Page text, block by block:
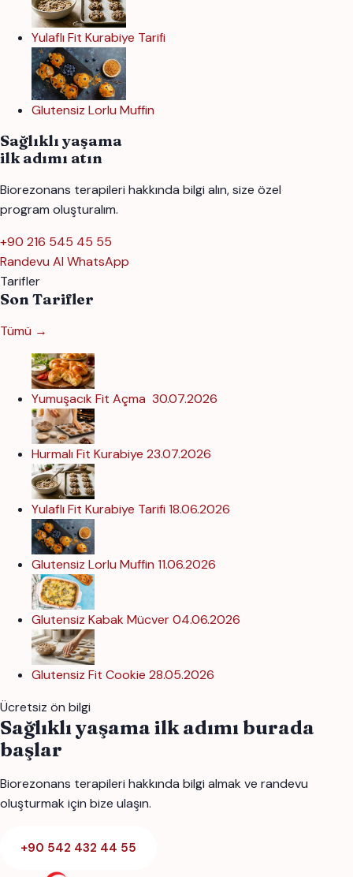
Yulaflı Fit Kurabiye Tarifi
Glutensiz Lorlu Muffin
Sağlıklı yaşama
ilk adımı atın
Biorezonans terapileri hakkında bilgi alın, size özel
program oluşturalım.
+90 216 545 45 55
Randevu Al WhatsApp
Tarifler
Son Tarifler
Tümü →
Yumuşacık Fit Açma 30.07.2026
Hurmalı Fit Kurabiye 23.07.2026
Yulaflı Fit Kurabiye Tarifi 18.06.2026
Glutensiz Lorlu Muffin 11.06.2026
Glutensiz Kabak Mücver04.06.2026
Glutensiz Fit Cookie 28.05.2026
Ücretsiz ön bilgi
Sağlıklı yaşama ilk adımı burada
başlar
Biorezonans terapileri hakkında bilgi almak ve randevu
oluşturmak için bize ulaşın.
+90 542 432 44 55